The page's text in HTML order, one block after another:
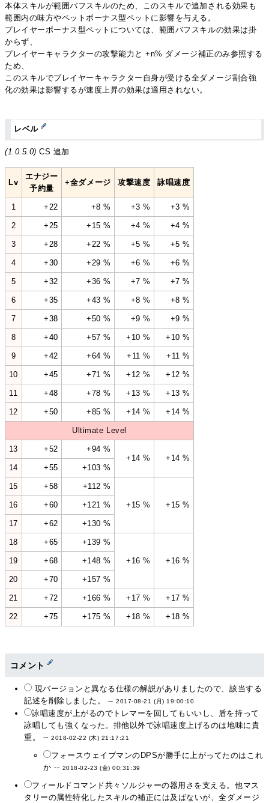
本体スキルが範囲バフスキルのため、このスキルで追加される効果も
範囲内の味方やペットボーナス型ペットに影響を与える。
プレイヤーボーナス型ペットについては、範囲バフスキルの効果は掛
からず、
プレイヤーキャラクターの攻撃能力と +n% ダメージ補正のみ参照する
ため、
このスキルでプレイヤーキャラクター自身が受ける全ダメージ割合強
化の効果は影響するが速度上昇の効果は適用されない。
レベル
(1.0.5.0) CS 追加
Lv
エナジー
予約量
+全ダメージ 攻撃速度 詠唱速度
1 +22 +8 % +3 % +3 %
2 +25 +15 % +4 % +4 %
3 +28 +22 % +5 % +5 %
4 +30 +29 % +6 % +6 %
5 +32 +36 % +7 % +7 %
6 +35 +43 % +8 % +8 %
7 +38 +50 % +9 % +9 %
8 +40 +57 % +10 % +10 %
9 +42 +64 % +11 % +11 %
10 +45 +71 % +12 % +12 %
11 +48 +78 % +13 % +13 %
12 +50 +85 % +14 % +14 %
Ultimate Level
13 +52
+94 %
+14 %
+14 %
14
+55 +103 %
15 +58 +112 %
+15 % +15 %
16 +60 +121 %
17 +62 +130 %
18 +65 +139 %
+16 % +16 %
19 +68 +148 %
20 +70 +157 %
21 +72 +166 % +17 % +17 %
22 +75 +175 % +18 % +18 %
コメント
現バージョンと異なる仕様の解説がありましたので、該当する
記述を削除しました。 --2017-08-21 (月) 19:00:10
詠唱速度が上がるのでトレマーを回してもいいし、盾を持って
詠唱しても強くなった。排他以外で詠唱速度上げるのは地味に貴
重。 --2018-02-22 (木) 21:17:21
フォースウェイブマンのDPSが勝手に上がってたのはこれ
か -- 2018-02-23 (金) 00:31:39
フィールドコマンド共々ソルジャーの器用さを支える。他マス
タリーの属性特化したスキルの補正には及ばないが、全ダメージ